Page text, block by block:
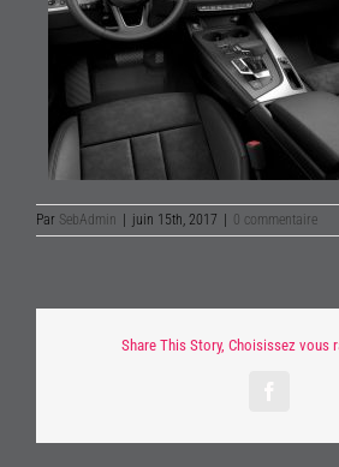
Par SebAdmin juin 15th, 2017 0 commentaire
Share This Story, Choisissez vous